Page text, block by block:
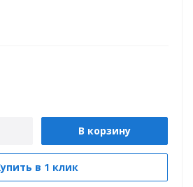
В корзину
в 1 клик